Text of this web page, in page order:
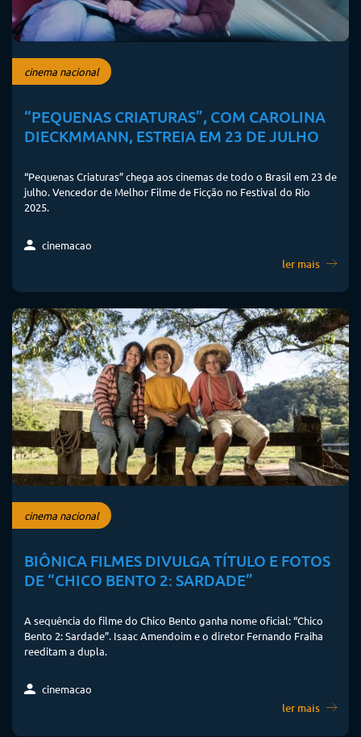
cinema nacional
“PEQUENAS CRIATURAS”, COM CAROLINA
DIECKMMANN, ESTREIA EM 23 DE JULHO
“Pequenas Criaturas” chega aos cinemas de todo o Brasil em 23 de
julho. Vencedor de Melhor Filme de Ficção no Festival do Rio
2025.
cinemacao
ler mais
cinema nacional
BIÔNICA FILMES DIVULGA TÍTULO E FOTOS
DE “CHICO BENTO 2: SARDADE”
A sequência do filme do Chico Bento ganha nome oficial: “Chico
Bento 2: Sardade”. Isaac Amendoim e o diretor Fernando Fraiha
reeditam a dupla.
cinemacao
ler mais